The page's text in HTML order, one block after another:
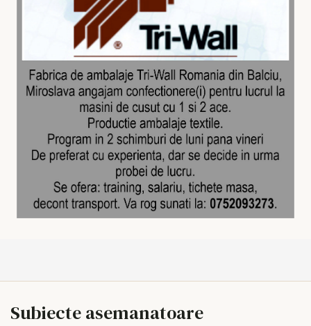
Subiecte asemanatoare